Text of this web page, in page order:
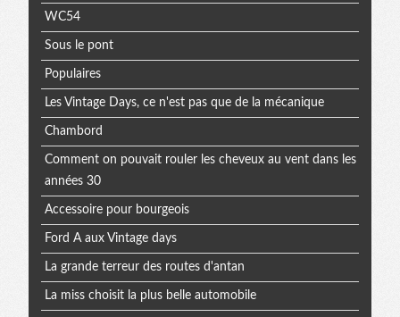
WC54
Sous le pont
Populaires
Les Vintage Days, ce n'est pas que de la mécanique
Chambord
Comment on pouvait rouler les cheveux au vent dans les
années 30
Accessoire pour bourgeois
Ford A aux Vintage days
La grande terreur des routes d'antan
La miss choisit la plus belle automobile